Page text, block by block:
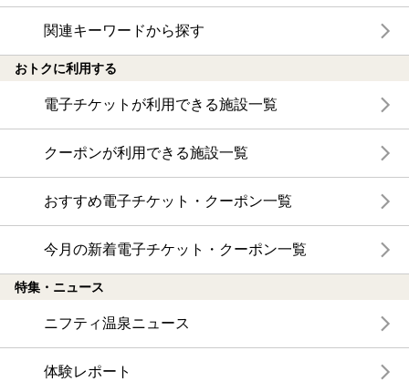
関連キーワードから探す
おトクに利用する
電子チケットが利用できる施設一覧
クーポンが利用できる施設一覧
おすすめ電子チケット・クーポン一覧
今月の新着電子チケット・クーポン一覧
特集・ニュース
ニフティ温泉ニュース
体験レポート